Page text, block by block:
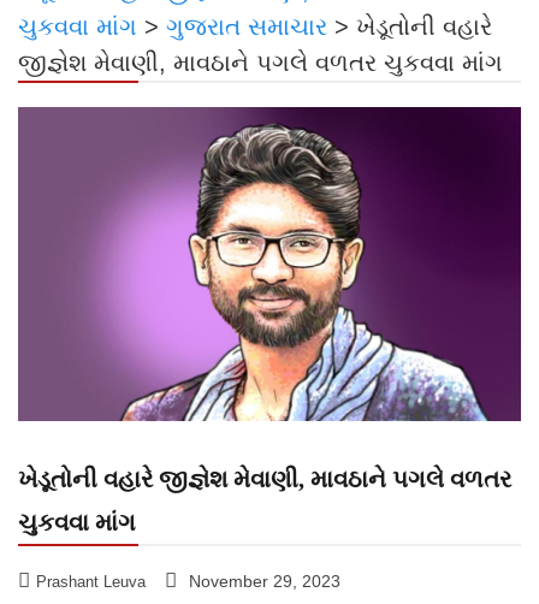
ચુકવવા માંગ > ગુજરાત સમાચાર > ખેડૂતોની વહારે
જીજ્ઞેશ મેવાણી, માવઠાને પગલે વળતર ચુકવવા માંગ
ખેડૂતોની વહારે જીજ્ઞેશ મેવાણી, માવઠાને પગલે વળતર
ચુકવવા માંગ
Prashant Leuva November 29, 2023